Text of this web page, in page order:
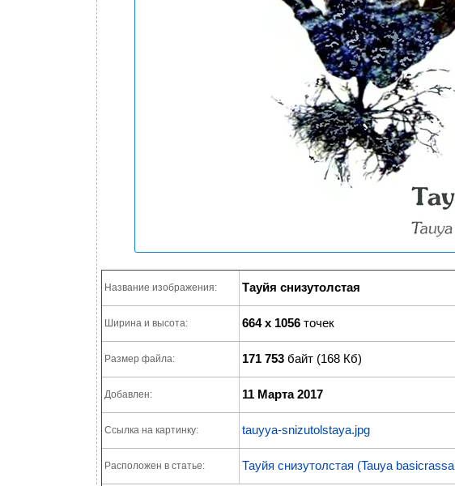
Название изображения: Тауйя снизутолстая
Ширина и высота: 664 x 1056 точек
Размер файла: 171 753 байт (168 Кб)
Добавлен: 11 Марта 2017
Ссылка на картинку: tauyya-snizutolstaya.jpg
Расположен в статье: Тауйя снизутолстая (Tauya